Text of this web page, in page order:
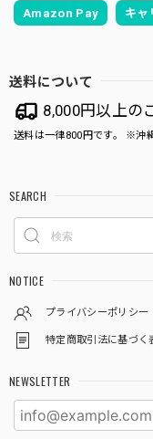
Amazon Pay キャ
送料について
8,000円以上の
送料は一律800円です。 ※沖
SEARCH
NOTICE
プライバシーポリシー
特定商取引法に基づく
NEWSLETTER